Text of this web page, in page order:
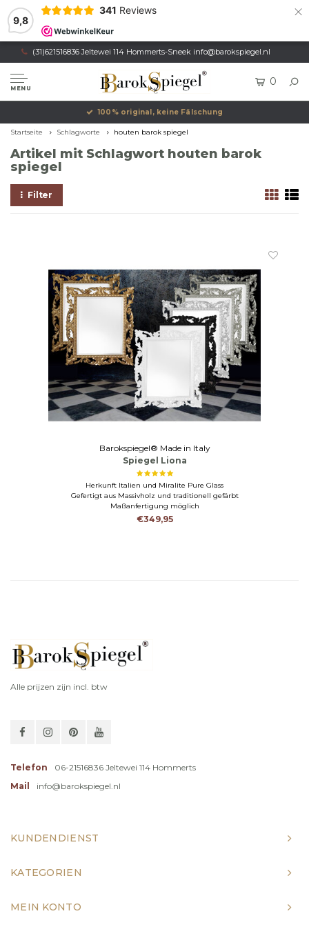
9,8
341 Reviews ×
(31)621516836 Jeltewei 114 Hommerts-Sneek info@barokspiegel.nl
MENU
0
100% original, keine Fälschung
Startseite Schlagworte houten barok spiegel
Artikel mit Schlagwort houten barok
spiegel
Filter
Barokspiegel® Made in Italy
Spiegel Liona
Herkunft Italien und Miralite Pure Glass
Gefertigt aus Massivholz und traditionell gefärbt
Maßanfertigung möglich
€349,95
Alle prijzen zijn incl. btw
Telefon
06-21516836 Jeltewei 114 Hommerts
Mail
info@barokspiegel.nl
KUNDENDIENST
KATEGORIEN
MEIN KONTO